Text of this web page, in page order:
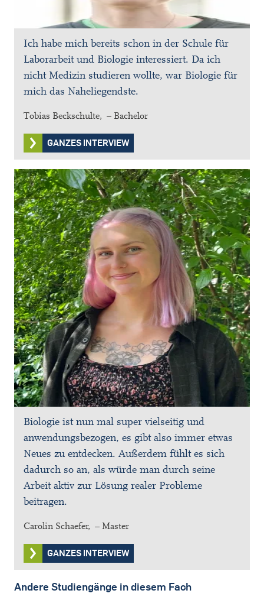
Ich habe mich bereits schon in der Schule für
Laborarbeit und Biologie interessiert. Da ich
nicht Medizin studieren wollte, war Biologie für
mich das Naheliegendste.
Tobias Beckschulte, – Bachelor
GANZES INTERVIEW
Biologie ist nun mal super vielseitig und
anwendungsbezogen, es gibt also immer etwas
Neues zu entdecken. Außerdem fühlt es sich
dadurch so an, als würde man durch seine
Arbeit aktiv zur Lösung realer Probleme
beitragen.
Carolin Schaefer, – Master
GANZES INTERVIEW
Andere Studiengänge in diesem Fach